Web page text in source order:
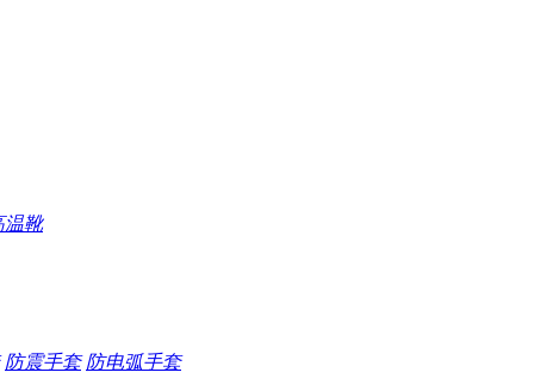
温靴
防震手套 防电弧手套